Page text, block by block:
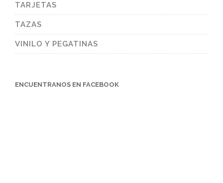
TARJETAS
TAZAS
VINILO Y PEGATINAS
ENCUENTRANOS EN FACEBOOK